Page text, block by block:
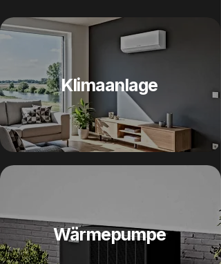
Klimaanlage
Wärmepumpe​